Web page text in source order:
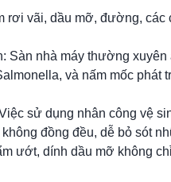
rơi vãi, dầu mỡ, đường, các
Sàn nhà máy thường
và nấm mốc
sử dụng nhân công vệ
đồng đều, dễ bỏ sót
ướt, dính dầu mỡ không